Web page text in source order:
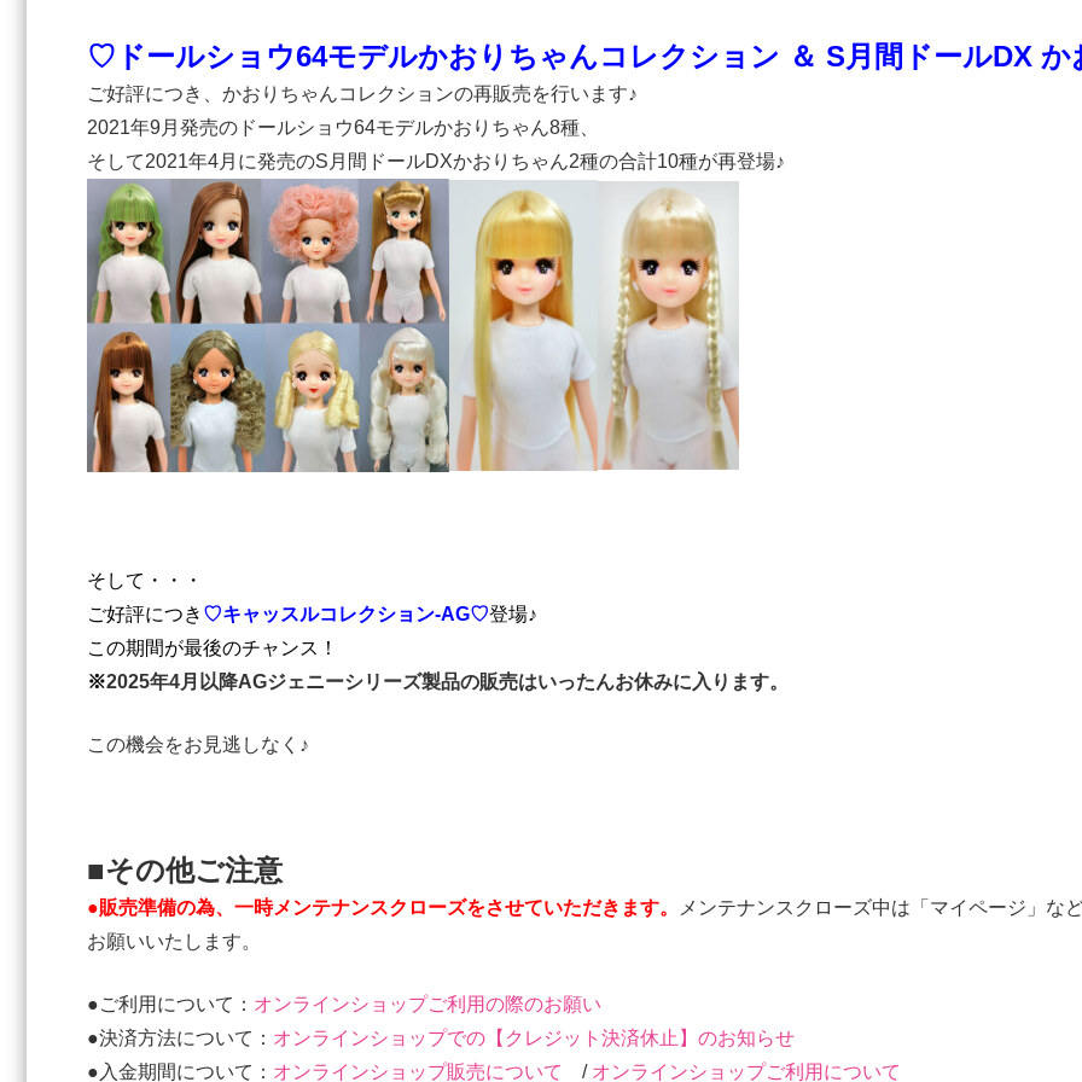
♡ドールショウ64モデルかおりちゃんコレクション ＆ S月間ドールDX
ご好評につき、かおりちゃんコレクションの再販売を行います♪
2021年9月発売のドールショウ64モデルかおりちゃん8種、
そして2021年4月に発売のS月間ドールDXかおりちゃん2種の合計10種が再登場♪
そして・・・
ご好評につき ♡キャッスルコレクション‐AG♡登場♪
この期間が最後のチャンス！
※2025年4月以降AGジェニーシリーズ製品の販売はいったんお休みに入ります。
この機会をお見逃しなく♪
■その他ご注意
●販売準備の為、一時メンテナンスクローズをさせていただきます。
メンテナンスクローズ中は「マイページ」な
お願いいたします。
●ご利用について： オンラインショップご利用の際のお願い
●決済方法について： オンラインショップでの【クレジット決済休止】のお知らせ
●入金期間について： オンラインショップ販売について / オンラインショップご利用について